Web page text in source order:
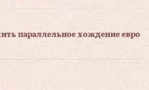
параллельное хождение евро